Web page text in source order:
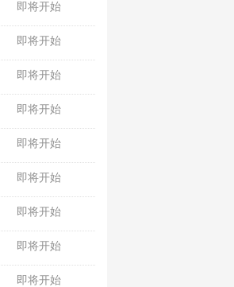
即将开始
即将开始
即将开始
即将开始
即将开始
即将开始
即将开始
即将开始
即将开始